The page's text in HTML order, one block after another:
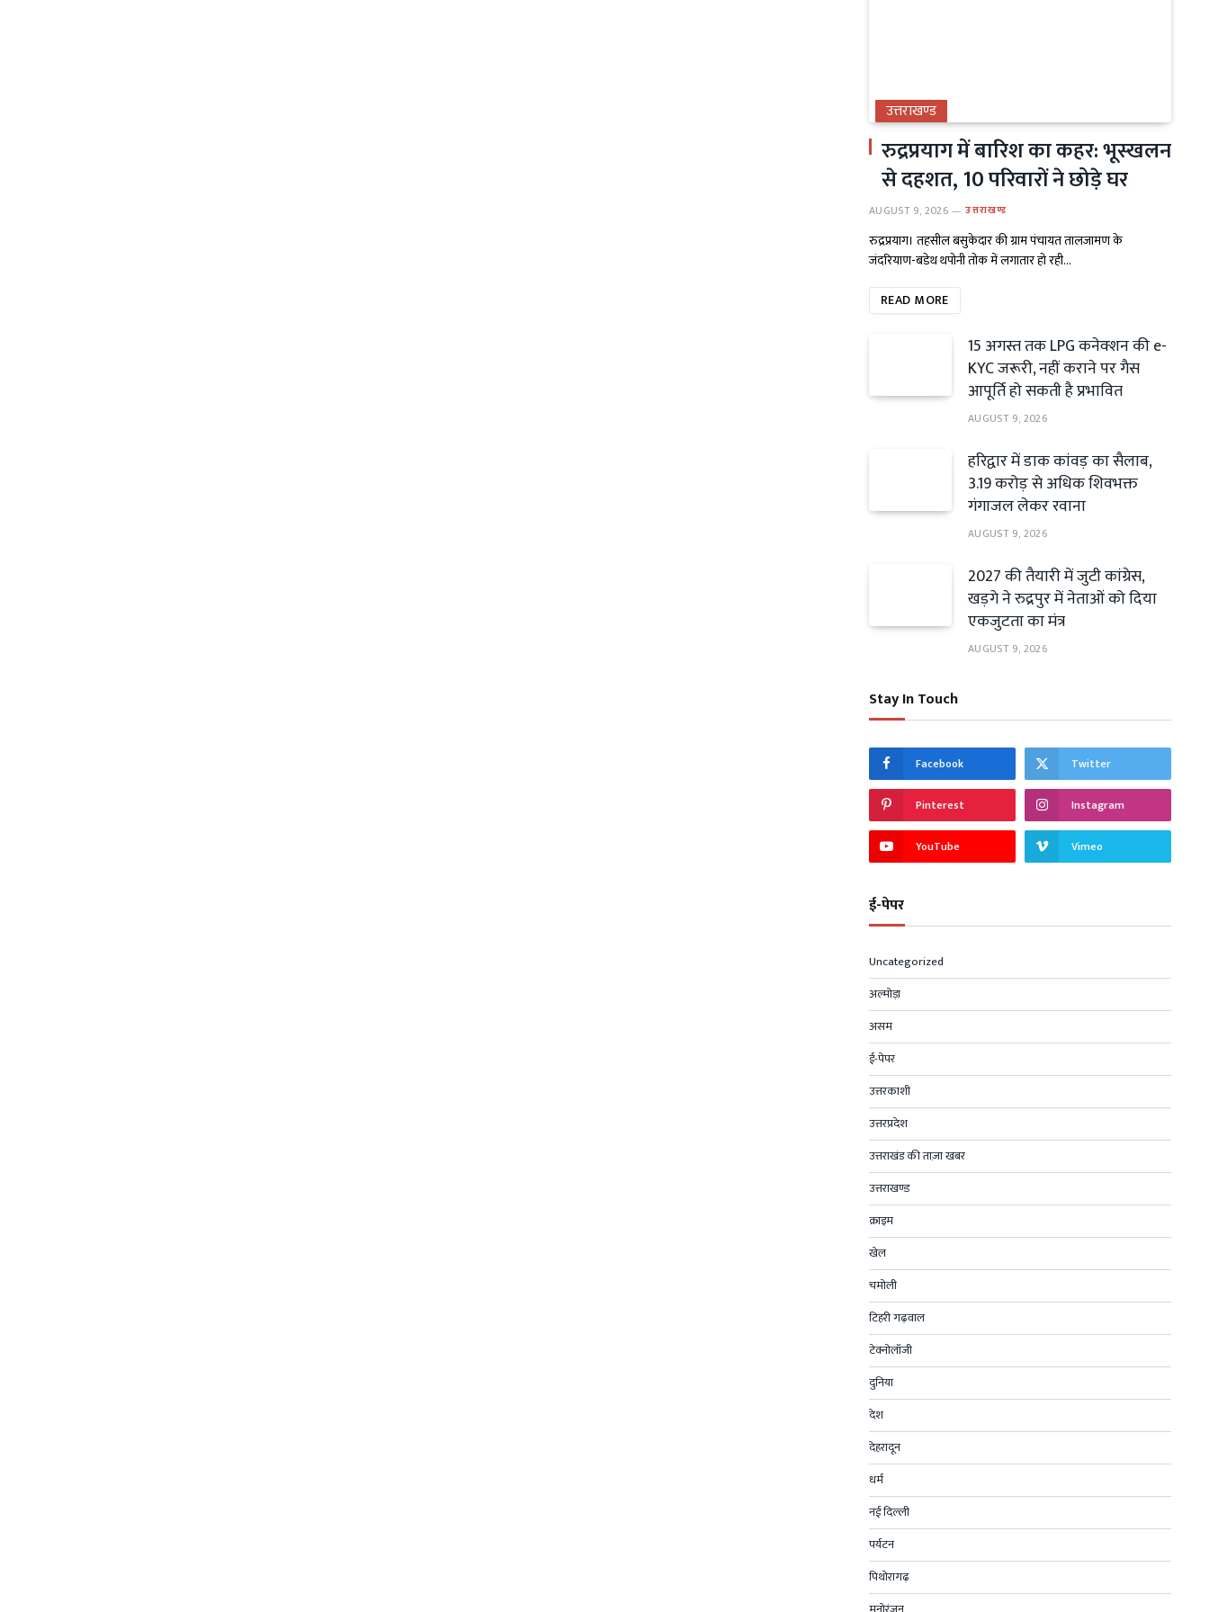
उत्तराखण्ड
रुद्रप्रयाग में बारिश का कहर: भूस्खलन
से दहशत, 10 परिवारों ने छोड़े घर
AUGUST 9, 2026 उत्तराखण्ड
रुद्रप्रयाग। तहसील बसुकेदार की ग्राम पंचायत तालजामण के
जंदरियाण-बडेथ थपोनी तोक में लगातार हो रही…
READ MORE
15 अगस्त तक LPG कनेक्शन की e-
KYC जरूरी, नहीं कराने पर गैस
आपूर्ति हो सकती है प्रभावित
AUGUST 9, 2026
हरिद्वार में डाक कांवड़ का सैलाब,
3.19 करोड़ से अधिक शिवभक्त
गंगाजल लेकर रवाना
AUGUST 9, 2026
2027 की तैयारी में जुटी कांग्रेस,
खड़गे ने रुद्रपुर में नेताओं को दिया
एकजुटता का मंत्र
AUGUST 9, 2026
Stay In Touch
Facebook Twitter
Pinterest Instagram
YouTube Vimeo
ई-पेपर
Uncategorized
अल्मोड़ा
असम
ई-पेपर
उत्तरकाशी
उत्तरप्रदेश
उत्तराखंड की ताज़ा खबर
उत्तराखण्ड
क्राइम
खेल
चमोली
टिहरी गढ़वाल
टेक्नोलॉजी
दुनिया
देश
देहरादून
धर्म
नई दिल्ली
पर्यटन
पिथोरागढ़